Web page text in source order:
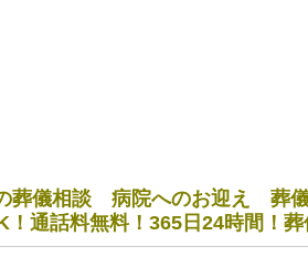
葬儀相談 病院へのお迎え 葬
！通話料無料！365日24時間！